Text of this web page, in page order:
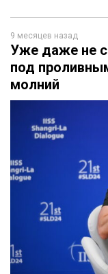
9 месяцев назад
Уже даже не
под
молний